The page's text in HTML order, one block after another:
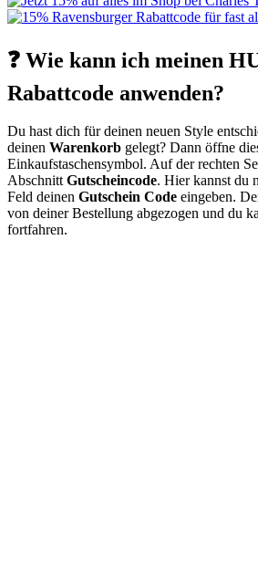
❓ Wie kann ich meinen
Rabattcode anwenden?
Du hast dich für deinen neuen Style
deinen Warenkorb gelegt? Dann öffne
Einkaufstaschensymbol. Auf der rechten
AbschnittGutscheincode. Hier kannst du
Feld deinen Gutschein Code eingeben.
von deiner Bestellung abgezogen und du
fortfahren.